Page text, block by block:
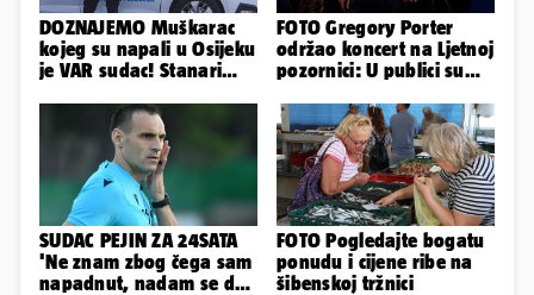
DOZNAJEMO Muškarac
kojeg su napali u Osijeku
je VAR sudac! Stanari
FOTO Gregory Porter
održao koncert na Ljetnoj
pozornici: U publici su
SUDAC PEJIN ZA 24SATA
'Ne znam zbog čega sam
napadnut, nadam se da
FOTO Pogledajte bogatu
ponudu i cijene ribe na
šibenskoj tržnici